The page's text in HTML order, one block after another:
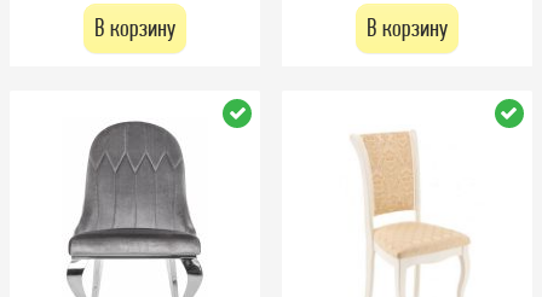
В корзину В корзину